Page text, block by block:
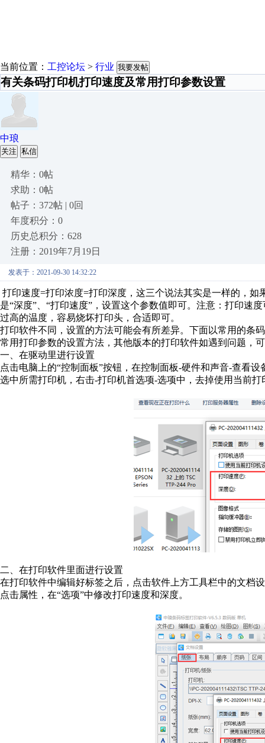
当前位置： 工控论坛 > 行业 我要发帖
有关条码打印机打印速度及常用打印参数设置
中琅
关注 私信
精华：0帖
求助：0帖
帖子：372帖 | 0回
年度积分：0
历史总积分：628
注册：2019年7月19日
发表于：2021-09-30 14:32:22
打印速度=打印浓度=打印深度，这三个说法其实是一样的，
是“深度”、“打印速度”，设置这个参数值即可。注意：打印速
过高的温度，容易烧坏打印头，合适即可。
打印软件不同，设置的方法可能会有所差异。下面以常用的条
常用打印参数的设置方法，其他版本的打印软件如遇到问题，
一、在驱动里进行设置
点击电脑上的“控制面板”按钮，在控制面板-硬件和声音-查看设
选中所需打印机，右击-打印机首选项-选项中，去掉使用当前
二、在打印软件里面进行设置
在打印软件中编辑好标签之后，点击软件上方工具栏中的文档
点击属性，在“选项”中修改打印速度和深度。